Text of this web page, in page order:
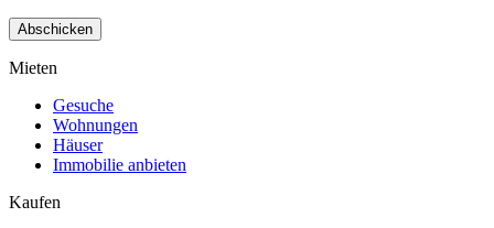
Mieten
Gesuche
Wohnungen
Häuser
Immobilie anbieten
Kaufen